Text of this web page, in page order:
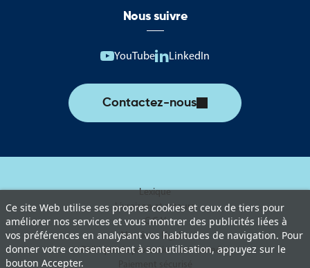
Ce site Web utilise ses propres cookies et ceux de tiers pour
améliorer nos services et vous montrer des publicités liées à
vos préférences en analysant vos habitudes de navigation. Pour
donner votre consentement à son utilisation, appuyez sur le
bouton Accepter.
Nous suivre
YouTube LinkedIn
Contactez-nous
Lexique
Livraison et retours
C.G.V
Mentions légales
Politique de protection des données